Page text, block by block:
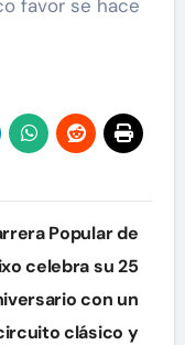
favor se hace
Popular de
celebra su 25
con un
clásico y